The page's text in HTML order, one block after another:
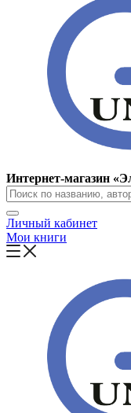
Интернет-магазин
Личный кабинет
Мои книги